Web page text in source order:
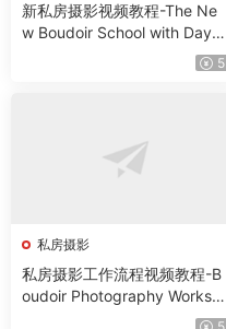
新私房摄影视频教程-The Ne
w Boudoir School with Dayto
5
私房摄影
私房摄影工作流程视频教程-B
oudoir Photography Worksh